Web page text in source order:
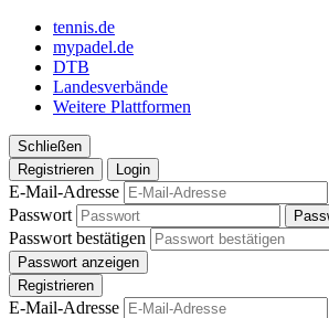
tennis.de
mypadel.de
DTB
Landesverbände
Weitere Plattformen
Schließen
Registrieren
Login
E-Mail-Adresse
Passwort
Passwort bestätigen
Passwort anzeigen
Registrieren
E-Mail-Adresse